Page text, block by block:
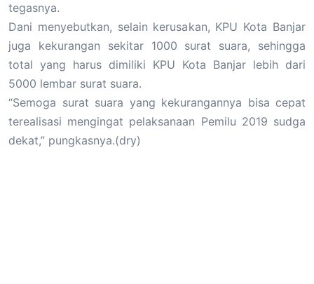
tegasnya.
Dani menyebutkan, selain kerusakan, KPU Kota Banjar
juga kekurangan sekitar 1000 surat suara, sehingga
total yang harus dimiliki KPU Kota Banjar lebih dari
5000 lembar surat suara.
“Semoga surat suara yang kekurangannya bisa cepat
terealisasi mengingat pelaksanaan Pemilu 2019 sudga
dekat,” pungkasnya.(dry)